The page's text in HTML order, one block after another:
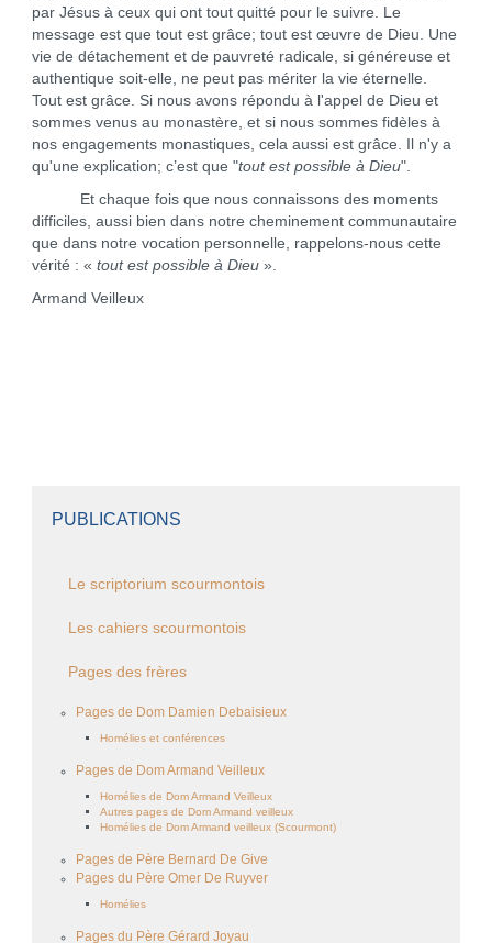
par Jésus à ceux qui ont tout quitté pour le suivre. Le
message est que tout est grâce; tout est œuvre de Dieu. Une
vie de détachement et de pauvreté radicale, si généreuse et
authentique soit-elle, ne peut pas mériter la vie éternelle.
Tout est grâce. Si nous avons répondu à l'appel de Dieu et
sommes venus au monastère, et si nous sommes fidèles à
nos engagements monastiques, cela aussi est grâce. Il n'y a
qu'une explication; c’est que "tout est possible à Dieu".
Et chaque fois que nous connaissons des moments
difficiles, aussi bien dans notre cheminement communautaire
que dans notre vocation personnelle, rappelons-nous cette
vérité : « tout est possible à Dieu».
Armand Veilleux
PUBLICATIONS
Le scriptorium scourmontois
Les cahiers scourmontois
Pages des frères
Pages de Dom Damien Debaisieux
Homélies et conférences
Pages de Dom Armand Veilleux
Homélies de Dom Armand Veilleux
Autres pages de Dom Armand veilleux
Homélies de Dom Armand veilleux (Scourmont)
Pages de Père Bernard De Give
Pages du Père Omer De Ruyver
Homélies
Pages du Père Gérard Joyau